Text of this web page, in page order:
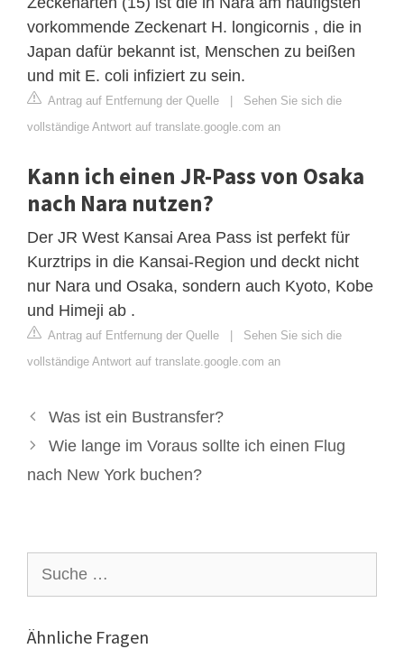
vorkommende Zeckenart H. longicornis , die in
Japan dafür bekannt ist, Menschen zu beißen
und mit E. coli infiziert zu sein.
Antrag auf Entfernung der Quelle | Sehen Sie sich die
vollständige Antwort auf translate.google.com an
Kann ich einen JR-Pass von Osaka
nach Nara nutzen?
Der JR West Kansai Area Pass ist perfekt für
Kurztrips in die Kansai-Region und deckt nicht
nur Nara und Osaka, sondern auch Kyoto, Kobe
und Himeji ab .
Antrag auf Entfernung der Quelle | Sehen Sie sich die
vollständige Antwort auf translate.google.com an
Was ist ein Bustransfer?
Wie lange im Voraus sollte ich einen Flug
nach New York buchen?
nach:
Ähnliche Fragen